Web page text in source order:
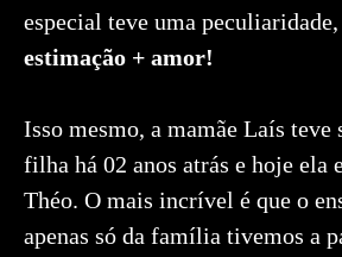
especial teve uma peculiaridade,
estimação + amor!
Isso mesmo, a mamãe Laís teve
filha há 02 anos atrás e hoje ela
Théo. O mais incrível é que o
apenas só da família tivemos a